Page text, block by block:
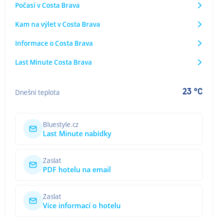
Počasí v Costa Brava
Kam na výlet v Costa Brava
Informace o Costa Brava
Last Minute Costa Brava
Dnešní teplota 23 °C
Bluestyle.cz
Last Minute nabídky
Zaslat
PDF hotelu na email
Zaslat
Více informací o hotelu